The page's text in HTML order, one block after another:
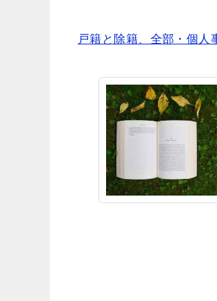
戸籍と除籍、全部・個